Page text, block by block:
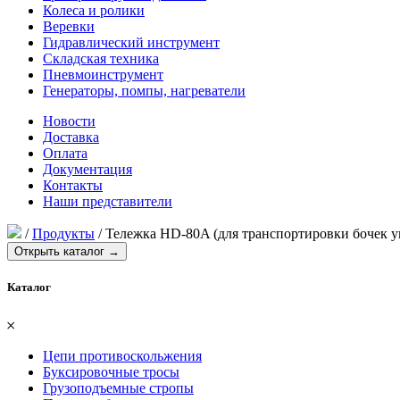
Колеса и ролики
Веревки
Гидравлический инструмент
Складская техника
Пневмоинструмент
Генераторы, помпы, нагреватели
Новости
Доставка
Оплата
Документация
Контакты
Наши представители
/Продукты /Тележка HD-80A (для транспортировки бочек
Открыть каталог →
Каталог
𐄂
Цепи противоскольжения
Буксировочные тросы
Грузоподъемные стропы